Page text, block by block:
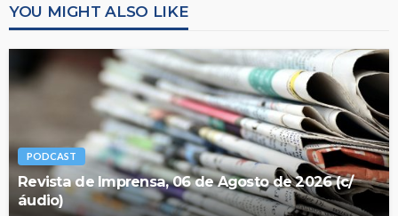
YOU MIGHT ALSO LIKE
PODCAST
Revista de Imprensa, 06 de Agosto de 2026 (c/
áudio)